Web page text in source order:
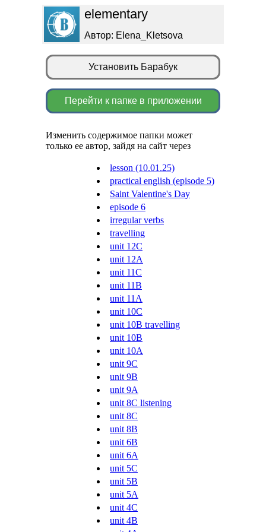
elementary
Автор: Elena_Kletsova
Установить Барабук
Перейти к папке в приложении
Изменить содержимое папки может
только ее автор, зайдя на сайт через
lesson (10.01.25)
practical english (episode 5)
Saint Valentine's Day
episode 6
irregular verbs
travelling
unit 12C
unit 12A
unit 11C
unit 11B
unit 11A
unit 10C
unit 10B travelling
unit 10B
unit 10A
unit 9C
unit 9B
unit 9A
unit 8C listening
unit 8C
unit 8B
unit 6B
unit 6A
unit 5C
unit 5B
unit 5A
unit 4C
unit 4B